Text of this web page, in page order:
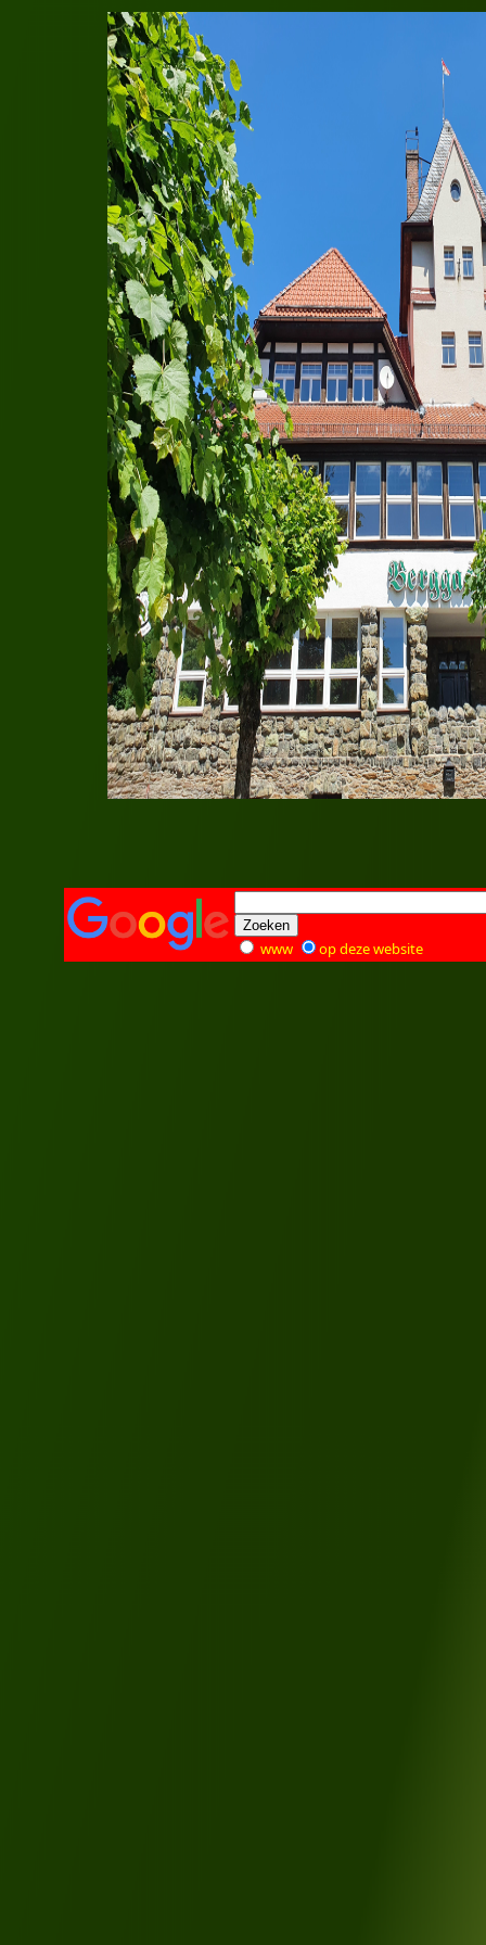
www op deze website